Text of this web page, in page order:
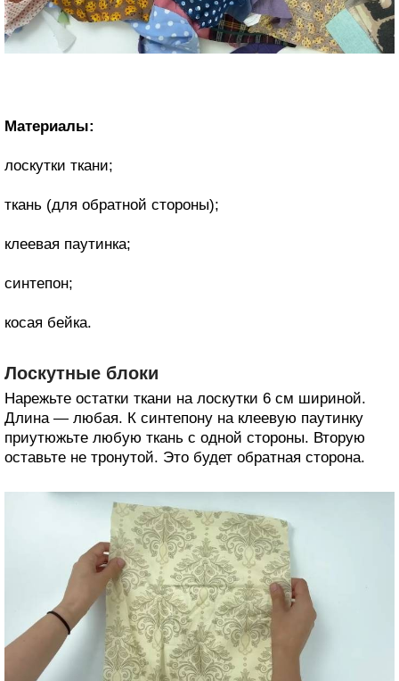
Материалы:
лоскутки ткани;
ткань (для обратной стороны);
клеевая паутинка;
синтепон;
косая бейка.
Лоскутные блоки
Нарежьте остатки ткани на лоскутки 6 см шириной.
Длина — любая. К синтепону на клеевую паутинку
приутюжьте любую ткань с одной стороны. Вторую
оставьте не тронутой. Это будет обратная сторона.